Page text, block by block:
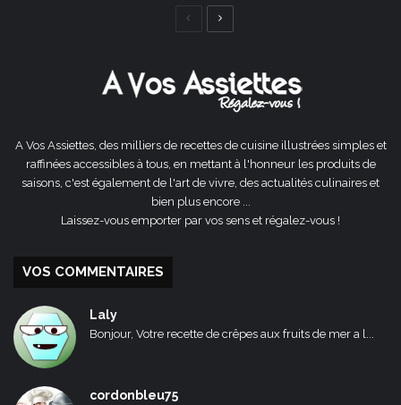
Page
A Vos Assiettes, des milliers de recettes de cuisine illustrées simples et
raffinées accessibles à tous, en mettant à l'honneur les produits de
saisons, c'est également de l'art de vivre, des actualités culinaires et
bien plus encore ...
Laissez-vous emporter par vos sens et régalez-vous !
VOS COMMENTAIRES
Laly
Bonjour, Votre recette de crêpes aux fruits de mer a l...
cordonbleu75